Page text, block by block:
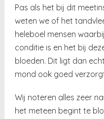
Pas als het bij dit
weten we of het
heleboel mensen
conditie is en het bij
bloeden. Dit ligt dan
mond ook goed
Wij noteren alles zeer
het meteen begint te